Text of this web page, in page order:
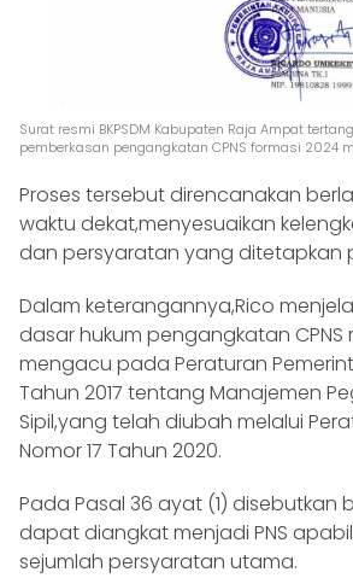
Surat resmi BKPSDM Kabupaten Raja Ampat
pemberkasan pengangkatan CPNS formasi 2024
Proses tersebut direncanakan
waktu dekat,menyesuaikan
dan persyaratan yang ditetapkan
Dalam keterangannya,Rico
dasar hukum pengangkatan CPNS
mengacu pada Peraturan
Tahun 2017 tentang Manajemen
Sipil,yang telah diubah melalui
Nomor 17 Tahun 2020.
Pada Pasal 36 ayat (1) disebutkan
dapat diangkat menjadi PNS
sejumlah persyaratan utama.